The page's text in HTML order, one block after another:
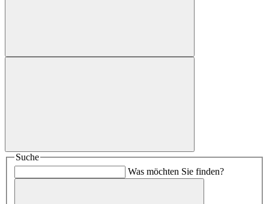
Suche
Was möchten Sie finden?